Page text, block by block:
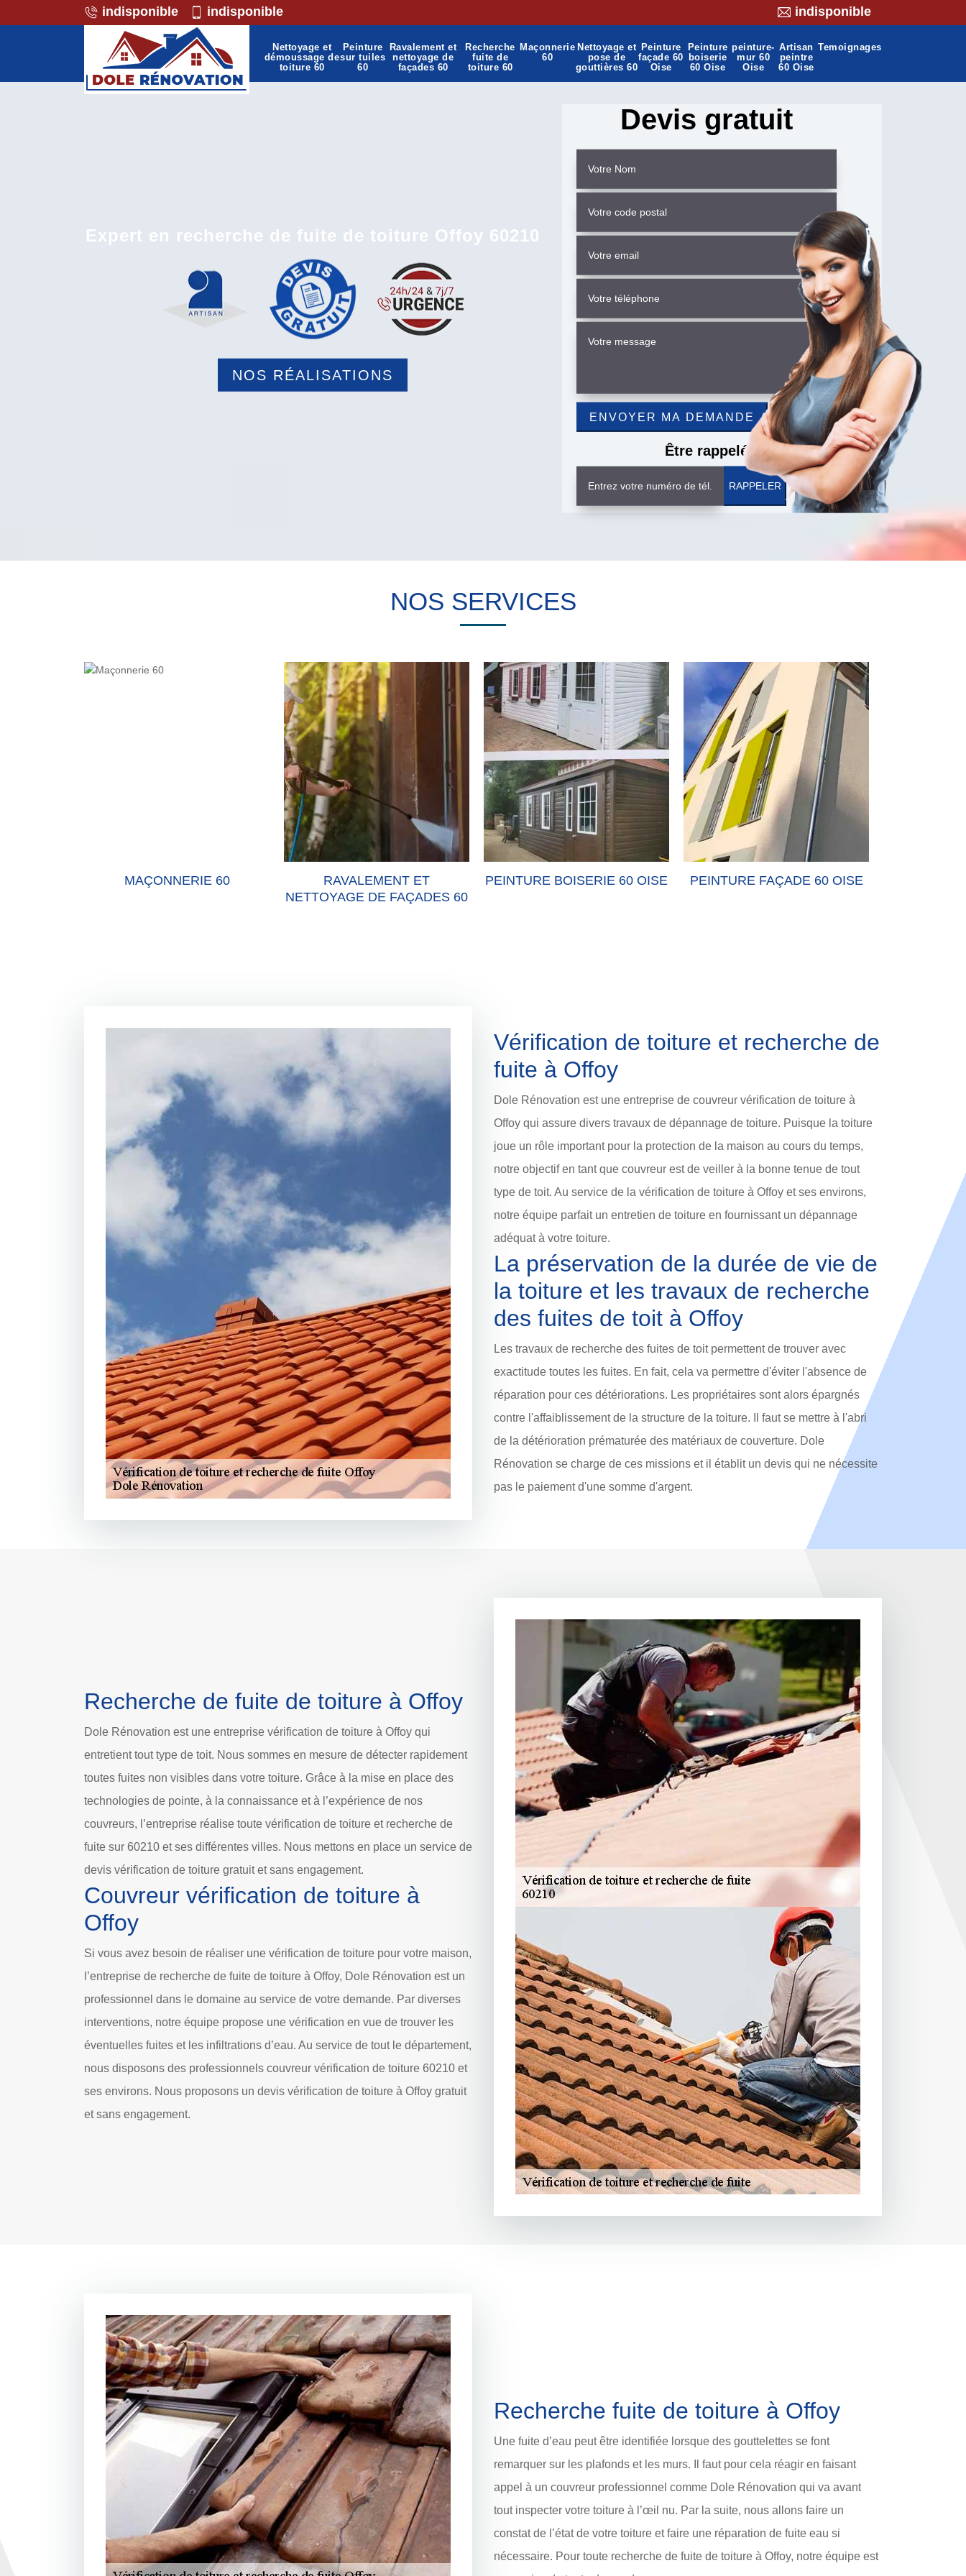
indisponible indisponible indisponible
Nettoyage et
démoussage de
toiture 60
Peinture
sur tuiles
60
Ravalement et
nettoyage de
façades 60
Recherche
fuite de
toiture 60
Maçonnerie
60
Nettoyage et
pose de
gouttières 60
Peinture
façade 60
Oise
Peinture
boiserie
60 Oise
peinture-
mur 60
Oise
Artisan
peintre
60 Oise
Temoignages
Expert en recherche de fuite de toiture Offoy 60210
NOS RÉALISATIONS
Devis gratuit
Être rappelé
NOS SERVICES
MAÇONNERIE 60
RAVALEMENT ET
NETTOYAGE DE FAÇADES 60
PEINTURE BOISERIE 60 OISE PEINTURE FAÇADE 60 OISE
Vérification de toiture et recherche de
fuite à Offoy
Dole Rénovation est une entreprise de couvreur vérification de toiture à
Offoy qui assure divers travaux de dépannage de toiture. Puisque la toiture
joue un rôle important pour la protection de la maison au cours du temps,
notre objectif en tant que couvreur est de veiller à la bonne tenue de tout
type de toit. Au service de la vérification de toiture à Offoy et ses environs,
notre équipe parfait un entretien de toiture en fournissant un dépannage
adéquat à votre toiture.
La préservation de la durée de vie de
la toiture et les travaux de recherche
des fuites de toit à Offoy
Les travaux de recherche des fuites de toit permettent de trouver avec
exactitude toutes les fuites. En fait, cela va permettre d'éviter l'absence de
réparation pour ces détériorations. Les propriétaires sont alors épargnés
contre l'affaiblissement de la structure de la toiture. Il faut se mettre à l'abri
de la détérioration prématurée des matériaux de couverture. Dole
Rénovation se charge de ces missions et il établit un devis qui ne nécessite
pas le paiement d'une somme d'argent.
Recherche de fuite de toiture à Offoy
Dole Rénovation est une entreprise vérification de toiture à Offoy qui
entretient tout type de toit. Nous sommes en mesure de détecter rapidement
toutes fuites non visibles dans votre toiture. Grâce à la mise en place des
technologies de pointe, à la connaissance et à l’expérience de nos
couvreurs, l’entreprise réalise toute vérification de toiture et recherche de
fuite sur 60210 et ses différentes villes. Nous mettons en place un service de
devis vérification de toiture gratuit et sans engagement.
Couvreur vérification de toiture à
Offoy
Si vous avez besoin de réaliser une vérification de toiture pour votre maison,
l’entreprise de recherche de fuite de toiture à Offoy, Dole Rénovation est un
professionnel dans le domaine au service de votre demande. Par diverses
interventions, notre équipe propose une vérification en vue de trouver les
éventuelles fuites et les infiltrations d’eau. Au service de tout le département,
nous disposons des professionnels couvreur vérification de toiture 60210 et
ses environs. Nous proposons un devis vérification de toiture à Offoy gratuit
et sans engagement.
Recherche fuite de toiture à Offoy
Une fuite d’eau peut être identifiée lorsque des gouttelettes se font
remarquer sur les plafonds et les murs. Il faut pour cela réagir en faisant
appel à un couvreur professionnel comme Dole Rénovation qui va avant
tout inspecter votre toiture à l’œil nu. Par la suite, nous allons faire un
constat de l’état de votre toiture et faire une réparation de fuite eau si
nécessaire. Pour toute recherche de fuite de toiture à Offoy, notre équipe est